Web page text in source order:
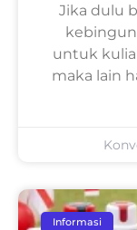
Jika dulu
untuk
maka lain
Informasi